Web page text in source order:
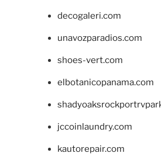
decogaleri.com
unavozparadios.com
shoes-vert.com
elbotanicopanama.com
jccoinlaundry.com
kautorepair.com